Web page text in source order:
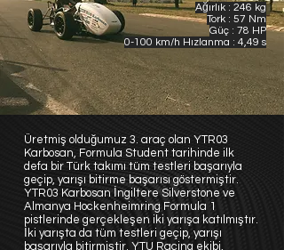
Ağırlık : 246 kg
Tork : 57 Nm
Güç : 78 HP
0-100 km/h Hızlanma : 4,49 s
Üretmiş olduğumuz 3. araç olan YTR03
Karbosan, Formula Student tarihinde ilk
defa bir Türk takımı tüm testleri başarıyla
geçip, yarışı bitirme başarısı göstermiştir.
YTR03 Karbosan İngiltere Silverstone ve
Almanya Hockenheimring Formula 1
pistlerinde gerçekleşen iki yarışa katılmıştır.
İki yarışta da tüm testleri geçip, yarışı
başarıyla bitirmiştir. YTU Racing ekibi,